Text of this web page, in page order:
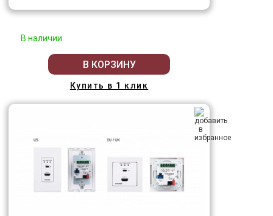
В наличии
В КОРЗИНУ
Купить в 1 клик